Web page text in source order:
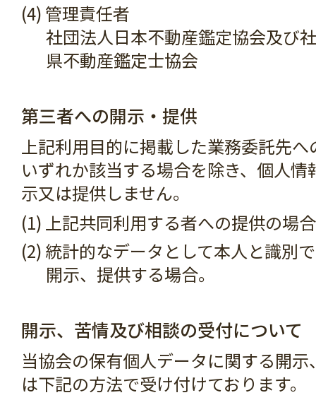
(4) 管理責任者
社団法人日本不動産鑑定協会及び
県不動産鑑定士協会
第三者への開示・提供
上記利用目的に掲載した業務委託先
いずれか該当する場合を除き、個人情
示又は提供しません。
(1) 上記共同利用する者への提供の場合
(2) 統計的なデータとして本人と識別
開示、提供する場合。
開示、苦情及び相談の受付について
当協会の保有個人データに関する開
は下記の方法で受け付けております。